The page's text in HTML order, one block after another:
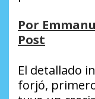
Por
Post
El detallado
forjó,